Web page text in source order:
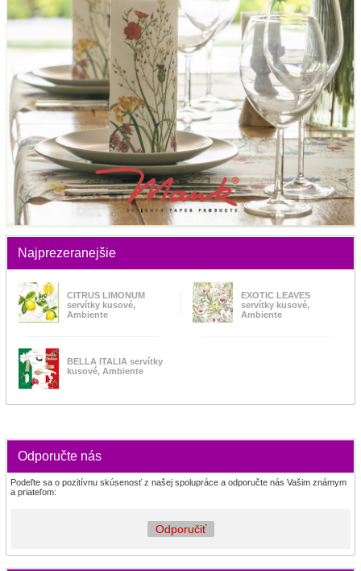
Najprezeranejšie
CITRUS LIMONUM
servítky kusové,
Ambiente
EXOTIC LEAVES
servítky kusové,
Ambiente
BELLA ITALIA servítky
kusové, Ambiente
Odporučte nás
Podeľte sa o pozitívnu skúsenosť z našej spolupráce a odporučte nás Vašim známym
a priateľom:
Odporučiť